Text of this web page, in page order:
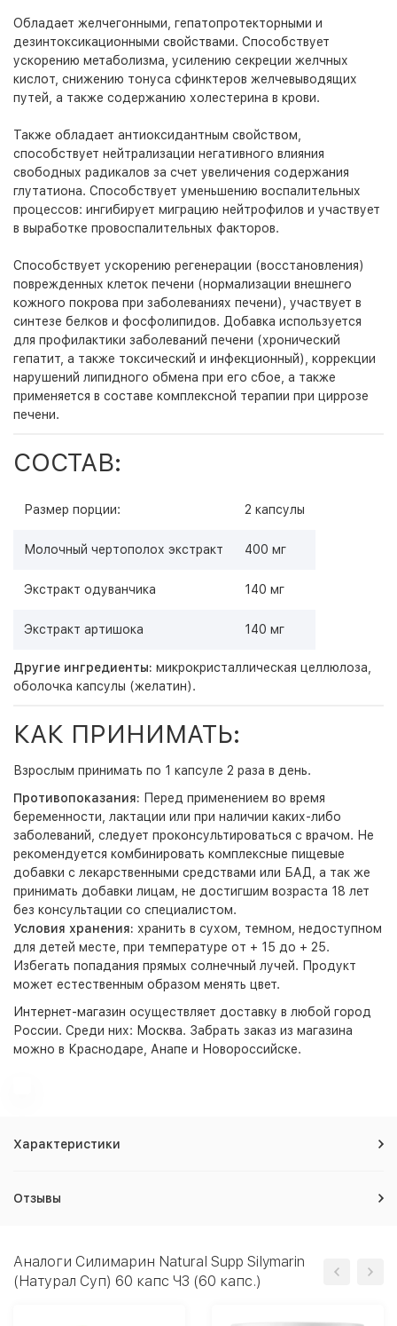
Обладает желчегонными, гепатопротекторными и
дезинтоксикационными свойствами. Способствует
ускорению метаболизма, усилению секреции желчных
кислот, снижению тонуса сфинктеров желчевыводящих
путей, а также содержанию холестерина в крови.
Также обладает антиоксидантным свойством,
способствует нейтрализации негативного влияния
свободных радикалов за счет увеличения содержания
глутатиона. Способствует уменьшению воспалительных
процессов: ингибирует миграцию нейтрофилов и участвует
в выработке провоспалительных факторов.
Способствует ускорению регенерации (восстановления)
поврежденных клеток печени (нормализации внешнего
кожного покрова при заболеваниях печени), участвует в
синтезе белков и фосфолипидов. Добавка используется
для профилактики заболеваний печени (хронический
гепатит, а также токсический и инфекционный), коррекции
нарушений липидного обмена при его сбое, а также
применяется в составе комплексной терапии при циррозе
печени.
СОСТАВ:
Размер порции: 2 капсулы
Молочный чертополох экстракт 400 мг
Экстракт одуванчика 140 мг
Экстракт артишока 140 мг
Другие ингредиенты: микрокристаллическая целлюлоза,
оболочка капсулы (желатин).
КАК ПРИНИМАТЬ:
Взрослым принимать по 1 капсуле 2 раза в день.
Противопоказания: Перед применением во время
беременности, лактации или при наличии каких-либо
заболеваний, следует проконсультироваться с врачом. Не
рекомендуется комбинировать комплексные пищевые
добавки с лекарственными средствами или БАД, а так же
принимать добавки лицам, не достигшим возраста 18 лет
без консультации со специалистом.
Условия хранения: хранить в сухом, темном, недоступном
для детей месте, при температуре от + 15 до + 25.
Избегать попадания прямых солнечный лучей. Продукт
может естественным образом менять цвет.
Интернет-магазин осуществляет доставку в любой город
России. Среди них: Москва. Забрать заказ из магазина
можно в Краснодаре, Анапе и Новороссийске.
Характеристики
Отзывы
Аналоги Силимарин Natural Supp Silymarin
(Натурал Суп) 60 капс ЧЗ (60 капс.)